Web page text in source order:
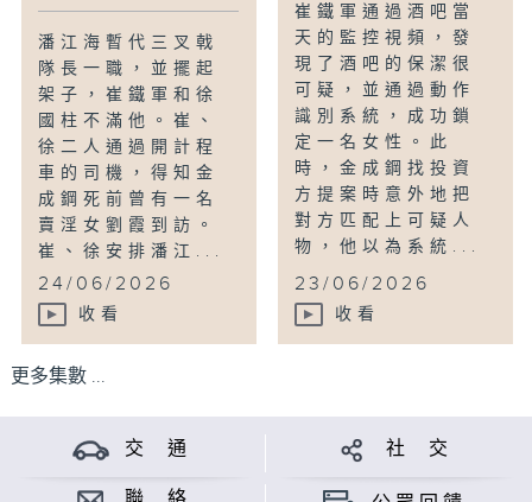
潘江海暫代三叉戟
隊長一職，並擺起
架子，崔鐵軍和徐
國柱不滿他。崔、
徐二人通過開計程
車的司機，得知金
成鋼死前曾有一名
賣淫女劉霞到訪。
崔、徐安排潘江...
24/06/2026
收看
崔鐵軍通過酒吧當
天的監控視頻，發
現了酒吧的保潔很
可疑，並通過動作
識別系統，成功鎖
定一名女性。此
時，金成鋼找投資
方提案時意外地把
對方匹配上可疑人
物，他以為系統...
23/06/2026
收看
更多集數 ...
交 通 社 交